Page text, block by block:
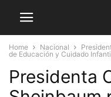
Home Nacional
de Educación y Cuidado
Presidenta